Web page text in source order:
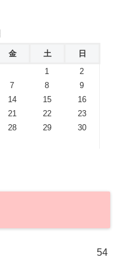
金 土
日
1
2
7 8
9
14 15
16
21 22
23
28 29
30
54